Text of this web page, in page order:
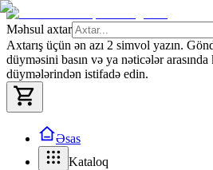
Məhsul axtar
Axtarış üçün ən azı 2 simvol yazın.
düyməsini basın və ya nəticələr
düymələrindən istifadə edin.
Əsas
Kataloq